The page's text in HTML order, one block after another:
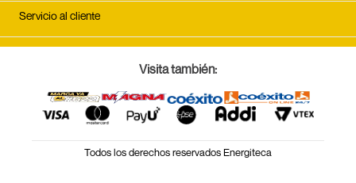
Servicio al cliente
Visita también:
Todos los derechos reservados Energiteca